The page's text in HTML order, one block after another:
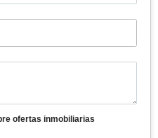
ofertas inmobiliarias